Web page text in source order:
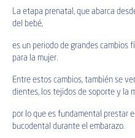
La etapa prenatal, que abarca
del bebé,
es un periodo de grandes cambios
para la mujer.
Entre estos cambios, también se
dientes, los tejidos de soporte y la
por lo que es fundamental prestar
bucodental durante el embarazo.